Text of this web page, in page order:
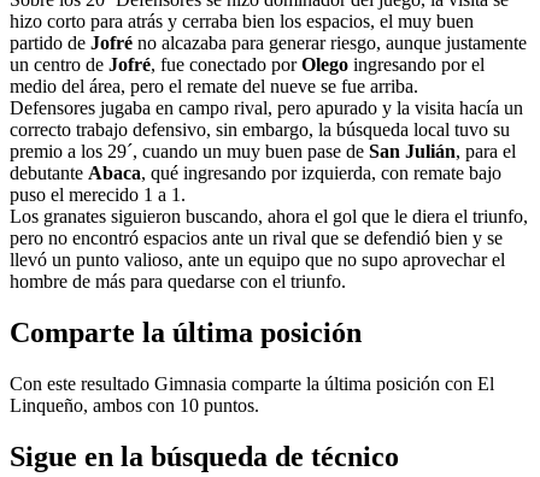
hizo corto para atrás y cerraba bien los espacios, el muy buen
partido de Jofré no alcazaba para generar riesgo, aunque justamente
un centro de Jofré, fue conectado porOlego ingresando por el
medio del área, pero el remate del nueve se fue arriba.
Defensores jugaba en campo rival, pero apurado y la visita hacía un
correcto trabajo defensivo, sin embargo, la búsqueda local tuvo su
premio a los 29´, cuando un muy buen pase de San Julián, para el
debutante Abaca, qué ingresando por izquierda, con remate bajo
puso el merecido 1 a 1.
Los granates siguieron buscando, ahora el gol que le diera el triunfo,
pero no encontró espacios ante un rival que se defendió bien y se
llevó un punto valioso, ante un equipo que no supo aprovechar el
hombre de más para quedarse con el triunfo.
Comparte la última posición
Con este resultado Gimnasia comparte la última posición con El
Linqueño, ambos con 10 puntos.
Sigue en la búsqueda de técnico